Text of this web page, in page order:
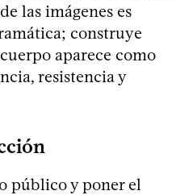
las imágenes es
construye
aparece como
resistencia y
público y poner el